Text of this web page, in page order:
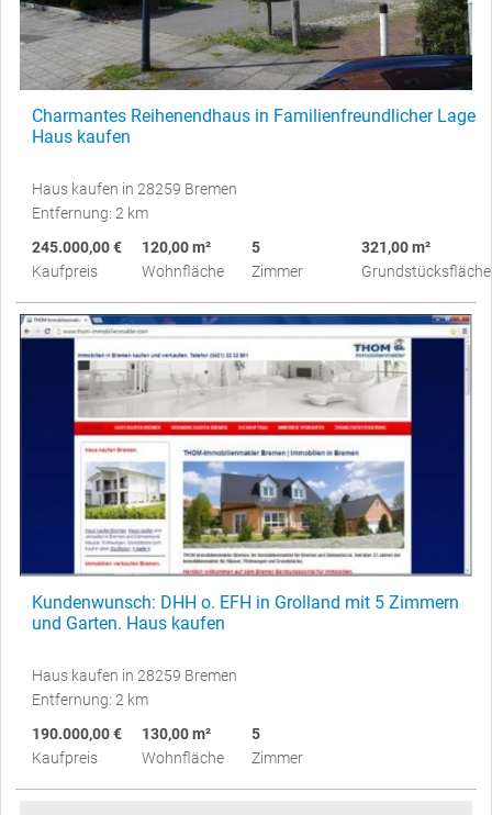
Charmantes Reihenendhaus in Familienfreundlicher Lage
Haus kaufen
Haus kaufen in 28259 Bremen
Entfernung: 2 km
245.000,00 €
Kaufpreis
120,00 m²
Wohnfläche
5
Zimmer
321,00 m²
Grundstücksfläche
Kundenwunsch: DHH o. EFH in Grolland mit 5 Zimmern
und Garten. Haus kaufen
Haus kaufen in 28259 Bremen
Entfernung: 2 km
190.000,00 €
Kaufpreis
130,00 m²
Wohnfläche
5
Zimmer